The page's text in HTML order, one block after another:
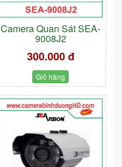
Camera Quan Sát SEA-
9008J2
300.000 đ
Giỏ hàng